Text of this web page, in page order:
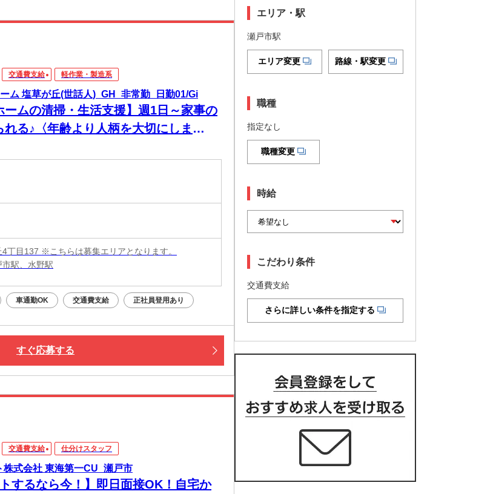
交通費支給 軽作業・製造系
ム 塩草が丘(世話人)_GH_非常勤_日勤01/Gi
ームの清掃・生活支援】週1日～家事の
れる♪〈年齢より人柄を大切にしま
丁目137 ※こちらは募集エリアとなります。
駅、水野駅
車通勤OK 交通費支給 正社員登用あり
すぐ応募する
交通費支給 仕分けスタッフ
株式会社 東海第一CU_瀬戸市
トするなら今！】即日面接OK！自宅か
エリア・駅
瀬戸市駅
エリア変更 路線・駅変更
職種
指定なし
職種変更
時給
こだわり条件
交通費支給
さらに詳しい条件を指定する